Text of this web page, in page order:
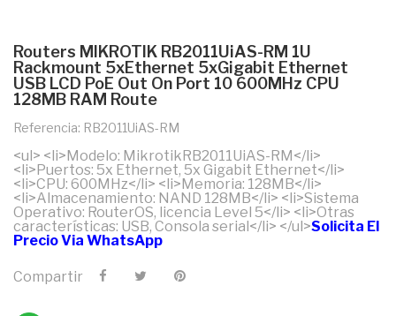
Routers MIKROTIK RB2011UiAS-RM 1U
Rackmount 5xEthernet 5xGigabit Ethernet
USB LCD PoE Out On Port 10 600MHz CPU
128MB RAM Route
Referencia: RB2011UiAS-RM
<ul> <li>Modelo: MikrotikRB2011UiAS-RM</li>
<li>Puertos: 5x Ethernet, 5x Gigabit Ethernet</li>
<li>CPU: 600MHz</li> <li>Memoria: 128MB</li>
<li>Almacenamiento: NAND 128MB</li> <li>Sistema
Operativo: RouterOS, licencia Level 5</li> <li>Otras
características: USB, Consola serial</li> </ul>Solicita El
Precio Via WhatsApp
Compartir